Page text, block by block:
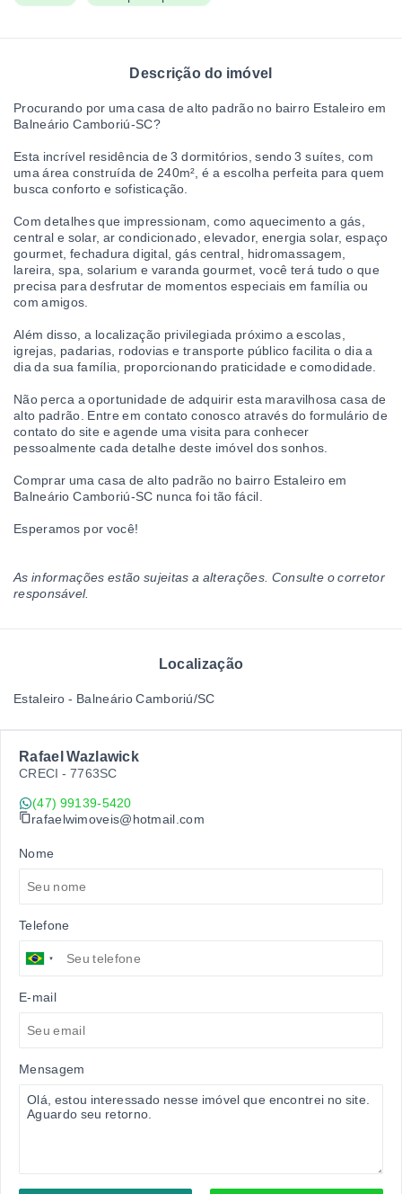
Descrição do imóvel
Procurando por uma casa de alto padrão no bairro Estaleiro em
Balneário Camboriú-SC?
Esta incrível residência de 3 dormitórios, sendo 3 suítes, com
uma área construída de 240m², é a escolha perfeita para quem
busca conforto e sofisticação.
Com detalhes que impressionam, como aquecimento a gás,
central e solar, ar condicionado, elevador, energia solar, espaço
gourmet, fechadura digital, gás central, hidromassagem,
lareira, spa, solarium e varanda gourmet, você terá tudo o que
precisa para desfrutar de momentos especiais em família ou
com amigos.
Além disso, a localização privilegiada próximo a escolas,
igrejas, padarias, rodovias e transporte público facilita o dia a
dia da sua família, proporcionando praticidade e comodidade.
Não perca a oportunidade de adquirir esta maravilhosa casa de
alto padrão. Entre em contato conosco através do formulário de
contato do site e agende uma visita para conhecer
pessoalmente cada detalhe deste imóvel dos sonhos.
Comprar uma casa de alto padrão no bairro Estaleiro em
Balneário Camboriú-SC nunca foi tão fácil.
Esperamos por você!
As informações estão sujeitas a alterações. Consulte o corretor
responsável.
Localização
Estaleiro - Balneário Camboriú/SC
Rafael Wazlawick
CRECI - 7763SC
(47) 99139-5420
rafaelwimoveis@hotmail.com
Nome
Telefone
E-mail
Mensagem